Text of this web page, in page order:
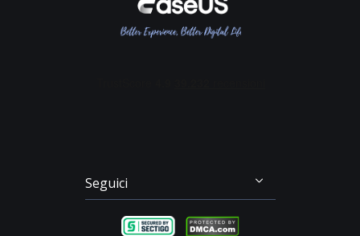
Termini & Condizioni
Recupero dei File su Mac
Seguici
  